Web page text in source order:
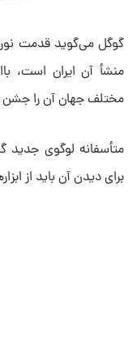
منشأ آن ایران است،
مختلف جهان آن را جشن
متأسفانه لوگوی جدید
برای دیدن آن باید از